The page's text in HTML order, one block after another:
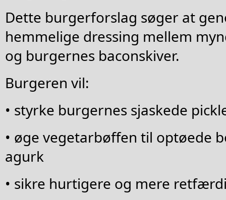
Dette burgerforslag søger at
hemmelige dressing mellem
og burgernes baconskiver.
Burgeren vil:
• styrke burgernes sjaskede
• øge vegetarbøffen til optøede
agurk
• sikre hurtigere og mere